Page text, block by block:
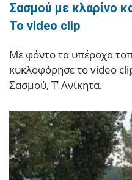
Σασμού με κλαρίνο
Το video clip
Με φόντο τα υπέροχα
κυκλοφόρησε το video
Σασμού, Τ’ Ανίκητα.